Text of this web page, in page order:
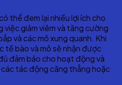
thể đem lại nhiều lợi ích cho
giảm viêm và tăng cường
và các mô xung quanh. Khi
tế bào và mô sẽ nhận được
đảm bảo cho hoạt động và
các tác động căng thẳng hoặc